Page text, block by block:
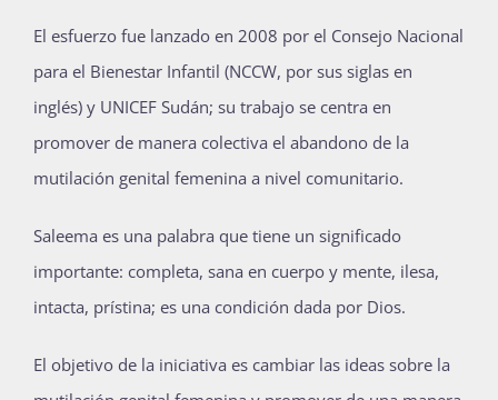
El esfuerzo fue lanzado en 2008 por el Consejo Nacional
para el Bienestar Infantil (NCCW, por sus siglas en
inglés) y UNICEF Sudán; su trabajo se centra en
promover de manera colectiva el abandono de la
mutilación genital femenina a nivel comunitario.
Saleema es una palabra que tiene un significado
importante: completa, sana en cuerpo y mente, ilesa,
intacta, prístina; es una condición dada por Dios.
El objetivo de la iniciativa es cambiar las ideas sobre la